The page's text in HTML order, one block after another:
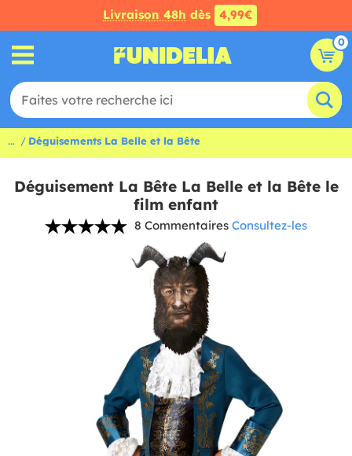
Livraison 48h dès 4,99€
0
... Déguisements La Belle et la Bête
Déguisement La Bête La Belle et la Bête le
film enfant
8 Commentaires Consultez-les